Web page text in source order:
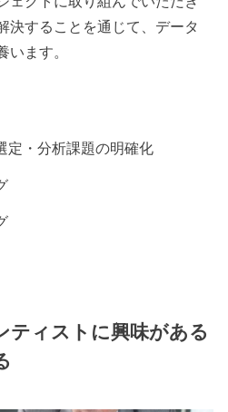
決することを通じて、データ
います。
定・分析課題の明確化
ティストに興味がある